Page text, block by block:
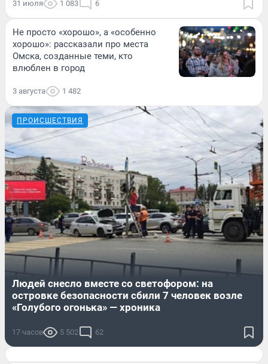
31 июля 1 083 6
Не просто «хорошо», а «особенно
хорошо»: рассказали про места
Омска, созданные теми, кто
влюблен в город
3 августа 1 482
ПРОИСШЕСТВИЯ
Людей снесло вместе со светофором: на
островке безопасности сбили 7 человек возле
«Голубого огонька» — хроника
17 часов 5 502 62